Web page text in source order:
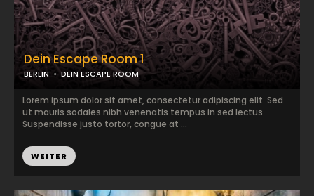
Dein Escape Room 1
BERLIN DEIN ESCAPE ROOM
Lorem ipsum dolor sit amet, consectetur adipiscing elit. Sed
ut mauris sodales nibh venenatis tempus in sed lectus.
Suspendisse justo tortor, congue at ...
WEITER